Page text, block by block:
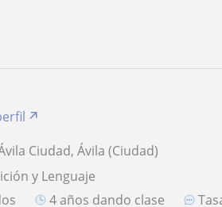
Ciudad, Ávila (Ciudad)
y Lenguaje
4 años dando clase